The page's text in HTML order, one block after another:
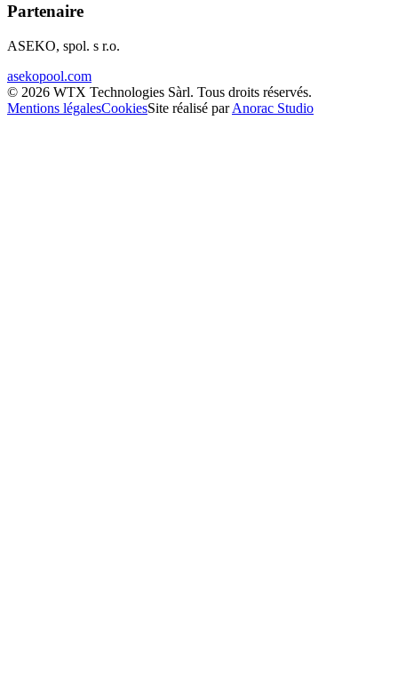
Partenaire
ASEKO, spol. s r.o.
asekopool.com
© 2026 WTX Technologies Sàrl. Tous droits réservés.
Mentions légalesCookiesSite réalisé par Anorac Studio